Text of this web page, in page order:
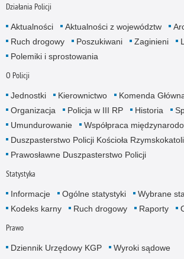
Działania Policji
Aktualności Aktualności z województw
Ruch drogowy
Poszukiwani Zaginieni
Polemiki i sprostowania
O Policji
Jednostki Kierownictwo
Komenda
Organizacja
Policja w III RP Historia
Umundurowanie
Współpraca
Duszpasterstwo Policji Kościoła
Prawosławne Duszpasterstwo Policji
Statystyka
Informacje Ogólne statystyki
Wybrane
Kodeks karny
Ruch drogowy Raporty
Prawo
Dziennik Urzędowy KGP Wyroki sądowe